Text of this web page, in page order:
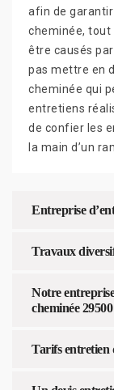
afin de
cheminée, tout
être causés
pas mettre en
cheminée qui
entretiens
de confier les
la main d’un
Entreprise
Travaux
Notre
cheminée 29500
Tarifs entretien